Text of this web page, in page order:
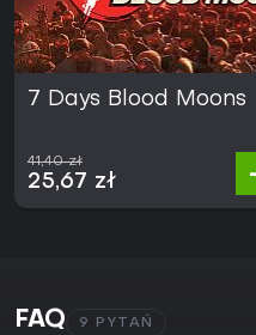
7 Days Blood Moons
41,40 zł
25,67 zł
FAQ 9 PYTAŃ